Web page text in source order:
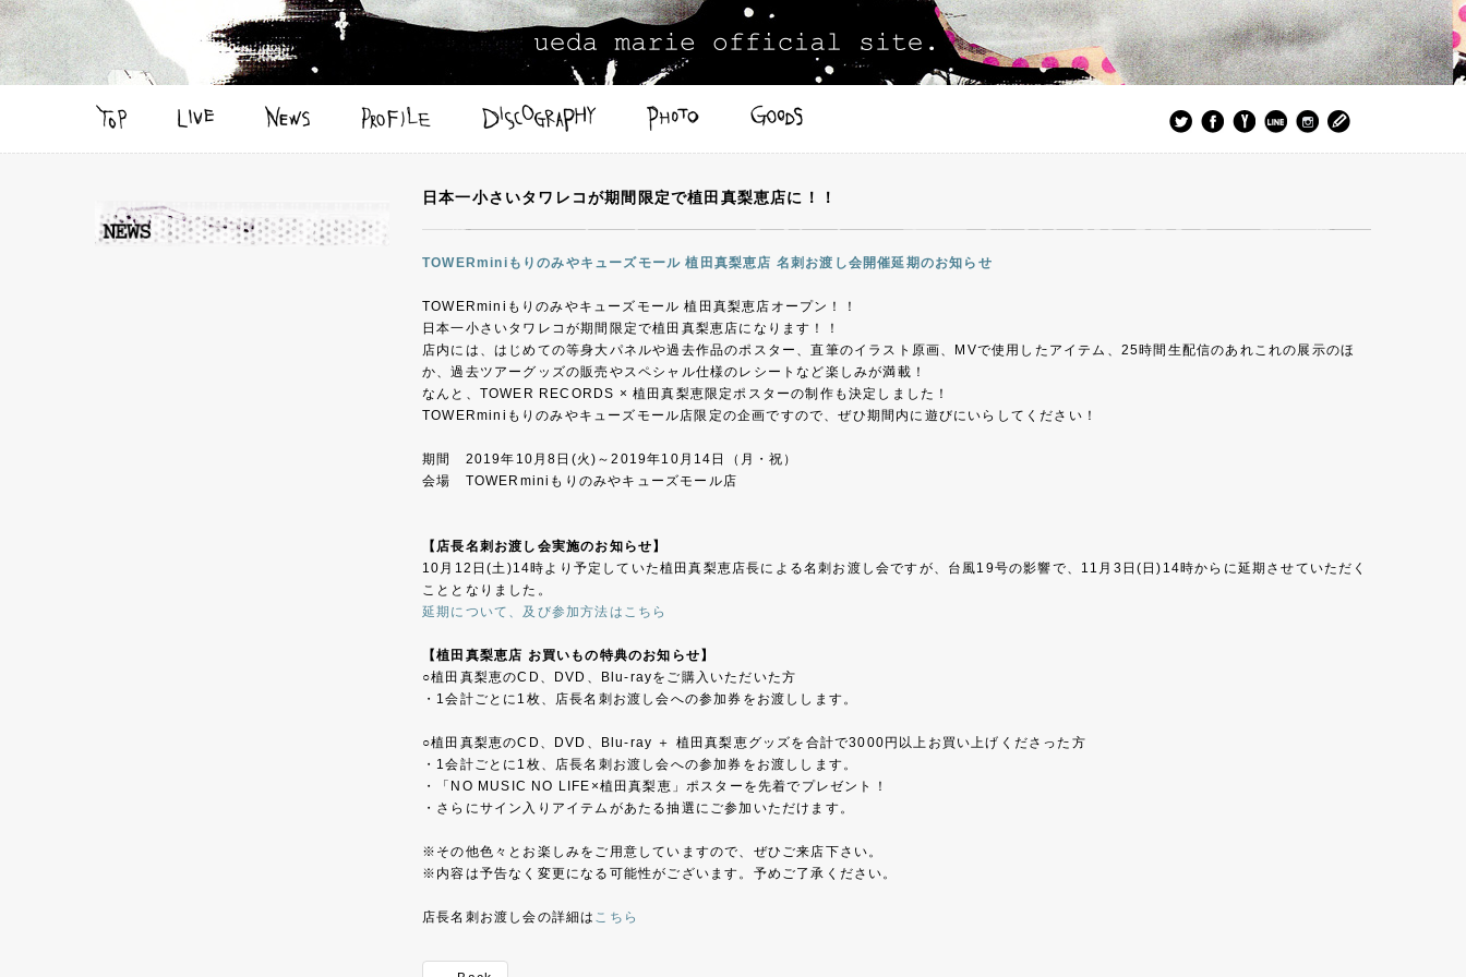
日本一小さいタワレコが期間限定で植田真梨恵店に！！
TOWERminiもりのみやキューズモール 植田真梨恵店 名刺お渡し会開催延期のお知らせ
TOWERminiもりのみやキューズモール 植田真梨恵店オープン！！
日本一小さいタワレコが期間限定で植田真梨恵店になります！！
店内には、はじめての等身大パネルや過去作品のポスター、直筆のイラスト原画、MVで使用したアイテム、25時間生配信のあれこれの展示のほ
か、過去ツアーグッズの販売やスペシャル仕様のレシートなど楽しみが満載！
なんと、TOWER RECORDS × 植田真梨恵限定ポスターの制作も決定しました！
TOWERminiもりのみやキューズモール店限定の企画ですので、ぜひ期間内に遊びにいらしてください！
期間 2019年10月8日(火)～2019年10月14日（月・祝）
会場 TOWERminiもりのみやキューズモール店
【店長名刺お渡し会実施のお知らせ】
10月12日(土)14時より予定していた植田真梨恵店長による名刺お渡し会ですが、台風19号の影響で、11月3日(日)14時からに延期させていただく
こととなりました。
延期について、及び参加方法はこちら
【植田真梨恵店 お買いもの特典のお知らせ】
○植田真梨恵のCD、DVD、Blu-rayをご購入いただいた方
・1会計ごとに1枚、店長名刺お渡し会への参加券をお渡しします。
○植田真梨恵のCD、DVD、Blu-ray ＋ 植田真梨恵グッズを合計で3000円以上お買い上げくださった方
・1会計ごとに1枚、店長名刺お渡し会への参加券をお渡しします。
・「NO MUSIC NO LIFE×植田真梨恵」ポスターを先着でプレゼント！
・さらにサイン入りアイテムがあたる抽選にご参加いただけます。
※その他色々とお楽しみをご用意していますので、ぜひご来店下さい。
※内容は予告なく変更になる可能性がございます。予めご了承ください。
店長名刺お渡し会の詳細は こちら